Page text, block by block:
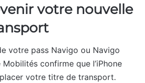
votre nouvelle
votre pass Navigo ou Navigo
Mobilités confirme que l’iPhone
votre titre de transport.